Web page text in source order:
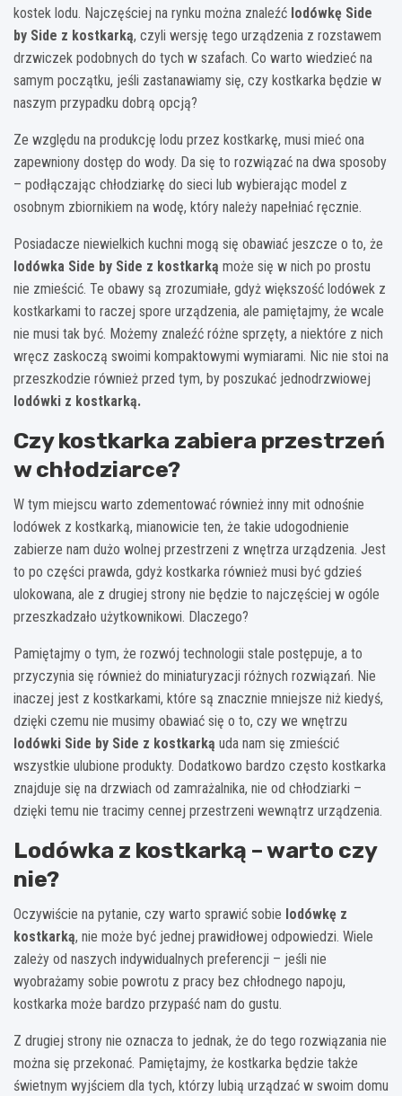
kostek lodu. Najczęściej na rynku można znaleźć lodówkę Side
by Side z kostkarką, czyli wersję tego urządzenia z rozstawem
drzwiczek podobnych do tych w szafach. Co warto wiedzieć na
samym początku, jeśli zastanawiamy się, czy kostkarka będzie w
naszym przypadku dobrą opcją?
Ze względu na produkcję lodu przez kostkarkę, musi mieć ona
zapewniony dostęp do wody. Da się to rozwiązać na dwa sposoby
– podłączając chłodziarkę do sieci lub wybierając model z
osobnym zbiornikiem na wodę, który należy napełniać ręcznie.
Posiadacze niewielkich kuchni mogą się obawiać jeszcze o to, że
lodówka Side by Side z kostkarką może się w nich po prostu
nie zmieścić. Te obawy są zrozumiałe, gdyż większość lodówek z
kostkarkami to raczej spore urządzenia, ale pamiętajmy, że wcale
nie musi tak być. Możemy znaleźć różne sprzęty, a niektóre z nich
wręcz zaskoczą swoimi kompaktowymi wymiarami. Nic nie stoi na
przeszkodzie również przed tym, by poszukać jednodrzwiowej
lodówki z kostkarką.
Czy kostkarka zabiera przestrzeń
w chłodziarce?
W tym miejscu warto zdementować również inny mit odnośnie
lodówek z kostkarką, mianowicie ten, że takie udogodnienie
zabierze nam dużo wolnej przestrzeni z wnętrza urządzenia. Jest
to po części prawda, gdyż kostkarka również musi być gdzieś
ulokowana, ale z drugiej strony nie będzie to najczęściej w ogóle
przeszkadzało użytkownikowi. Dlaczego?
Pamiętajmy o tym, że rozwój technologii stale postępuje, a to
przyczynia się również do miniaturyzacji różnych rozwiązań. Nie
inaczej jest z kostkarkami, które są znacznie mniejsze niż kiedyś,
dzięki czemu nie musimy obawiać się o to, czy we wnętrzu
lodówki Side by Side z kostkarką uda nam się zmieścić
wszystkie ulubione produkty. Dodatkowo bardzo często kostkarka
znajduje się na drzwiach od zamrażalnika, nie od chłodziarki –
dzięki temu nie tracimy cennej przestrzeni wewnątrz urządzenia.
Lodówka z kostkarką – warto czy
nie?
Oczywiście na pytanie, czy warto sprawić sobie lodówkę z
kostkarką, nie może być jednej prawidłowej odpowiedzi. Wiele
zależy od naszych indywidualnych preferencji – jeśli nie
wyobrażamy sobie powrotu z pracy bez chłodnego napoju,
kostkarka może bardzo przypaść nam do gustu.
Z drugiej strony nie oznacza to jednak, że do tego rozwiązania nie
można się przekonać. Pamiętajmy, że kostkarka będzie także
świetnym wyjściem dla tych, którzy lubią urządzać w swoim domu